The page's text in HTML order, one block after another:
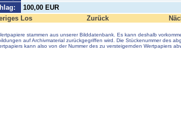
100,00 EUR
Los
Zurück
stammen aus unserer Bilddatenbank. Es kann deshalb
auf Archivmaterial zurückgegriffen wird. Die Stückenummer des
kann also von der Nummer des zu versteigernden Wertpapiers